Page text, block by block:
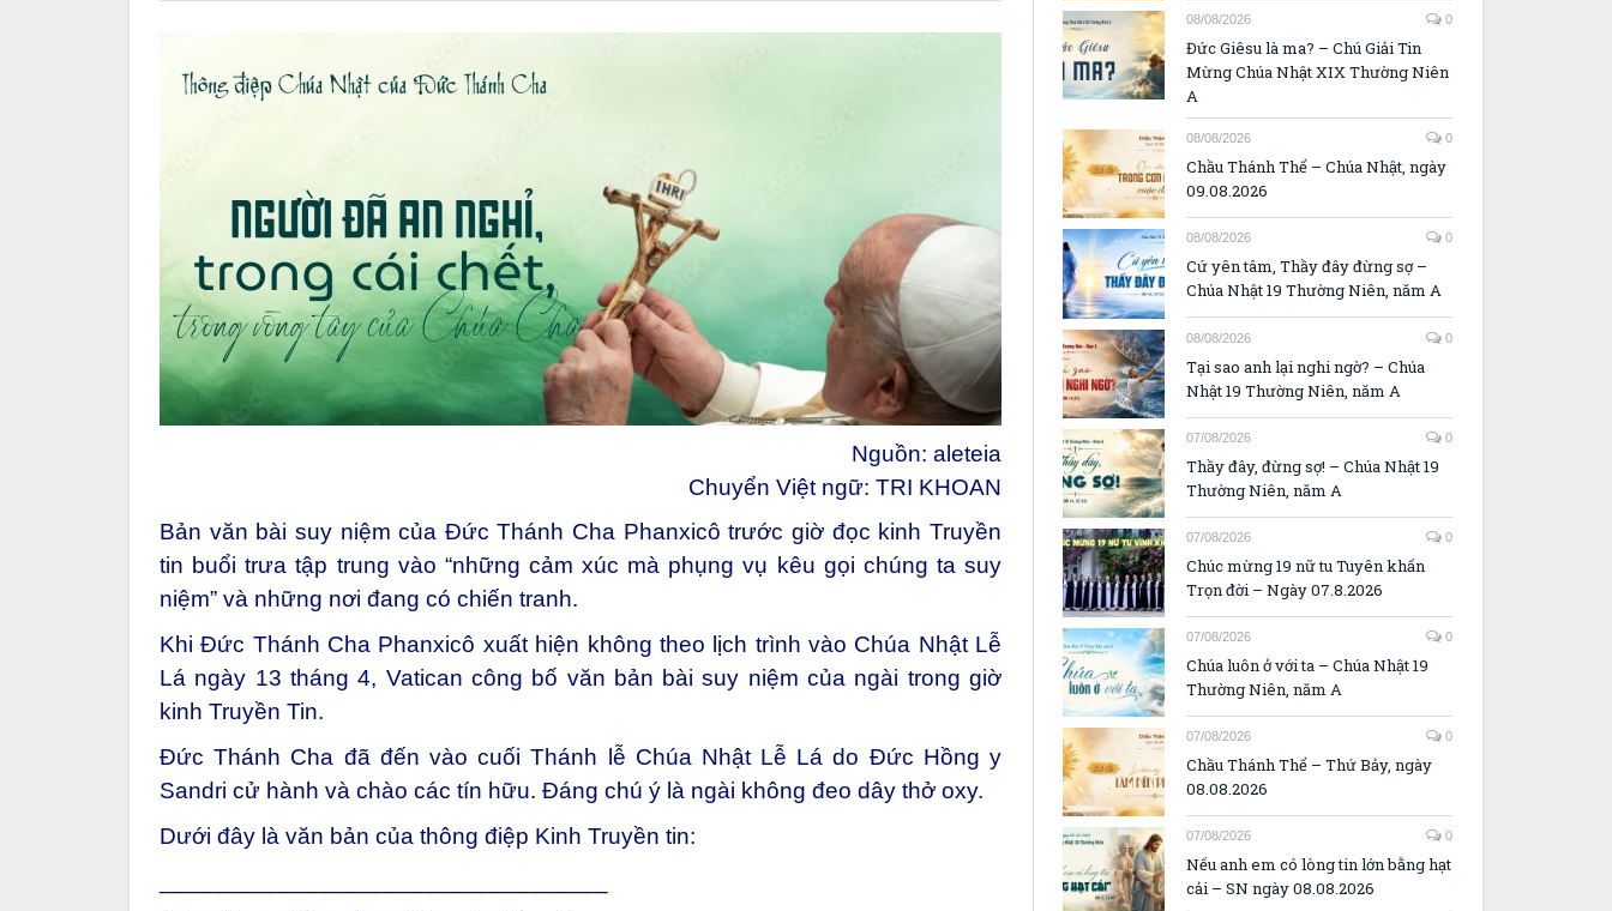
Nguồn: aleteia
Chuyển Việt ngữ: TRI KHOAN
Bản văn bài suy niệm của Đức Thánh Cha Phanxicô trước giờ đọc kinh Truyền
tin buổi trưa tập trung vào “những cảm xúc mà phụng vụ kêu gọi chúng ta suy
niệm” và những nơi đang có chiến tranh.
Khi Đức Thánh Cha Phanxicô xuất hiện không theo lịch trình vào Chúa Nhật Lễ
Lá ngày 13 tháng 4, Vatican công bố văn bản bài suy niệm của ngài trong giờ
kinh Truyền Tin.
Đức Thánh Cha đã đến vào cuối Thánh lễ Chúa Nhật Lễ Lá do Đức Hồng y
Sandri cử hành và chào các tín hữu. Đáng chú ý là ngài không đeo dây thở oxy.
Dưới đây là văn bản của thông điệp Kinh Truyền tin:
08/08/2026 0
Đức Giêsu là ma? – Chú Giải Tin
Mừng Chúa Nhật XIX Thường Niên
A
08/08/2026 0
Chầu Thánh Thể – Chúa Nhật, ngày
09.08.2026
08/08/2026 0
Cứ yên tâm, Thầy đây đừng sợ –
Chúa Nhật 19 Thường Niên, năm A
08/08/2026 0
Tại sao anh lại nghi ngờ? – Chúa
Nhật 19 Thường Niên, năm A
07/08/2026 0
Thầy đây, đừng sợ! – Chúa Nhật 19
Thường Niên, năm A
07/08/2026 0
Chúc mừng 19 nữ tu Tuyên khấn
Trọn đời – Ngày 07.8.2026
07/08/2026 0
Chúa luôn ở với ta – Chúa Nhật 19
Thường Niên, năm A
07/08/2026 0
Chầu Thánh Thể – Thứ Bảy, ngày
08.08.2026
07/08/2026 0
Nếu anh em có lòng tin lớn bằng hạt
cải – SN ngày 08.08.2026